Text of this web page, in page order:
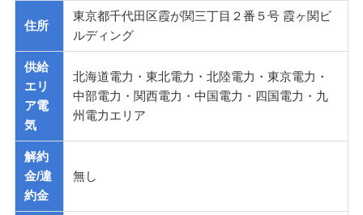
住所
東京都千代田区霞が関三丁目２番５号 霞ヶ関ビ
ルディング
供給
エリ
ア電
気
北海道電力・東北電力・北陸電力・東京電力・
中部電力・関西電力・中国電力・四国電力・九
州電力エリア
解約
金/違
約金
無し